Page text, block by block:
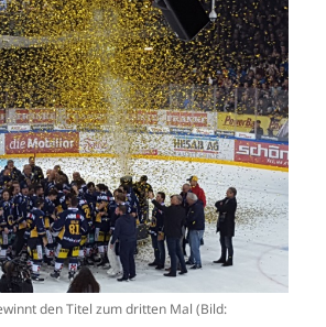
den Titel zum dritten Mal (Bild: